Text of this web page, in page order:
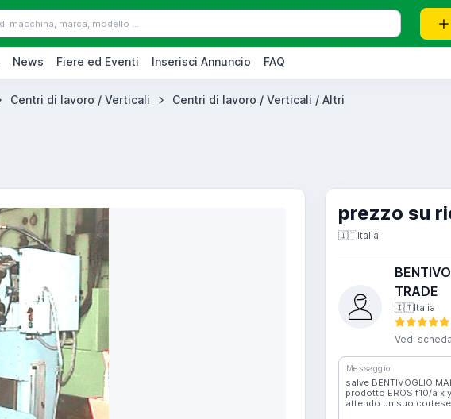
News Fiere ed Eventi Inserisci Annuncio FAQ
Centri di lavoro / Verticali Centri di lavoro / Verticali / Altri
prezzo su
🇮🇹Italia
TRADE
🇮🇹Italia
Vedi
Messaggio